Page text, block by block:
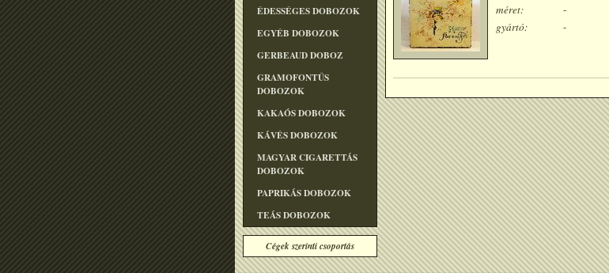
ÉDESSÉGES DOBOZOK
EGYÉB DOBOZOK
GERBEAUD DOBOZ
GRAMOFONTÛS
DOBOZOK
KAKAÓS DOBOZOK
KÁVÉS DOBOZOK
MAGYAR CIGARETTÁS
DOBOZOK
PAPRIKÁS DOBOZOK
TEÁS DOBOZOK
Cégek szerinti csoportás
méret:
-
gyártó:
-